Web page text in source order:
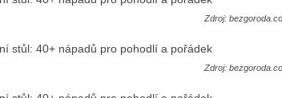
Zdroj:
Zdroj: